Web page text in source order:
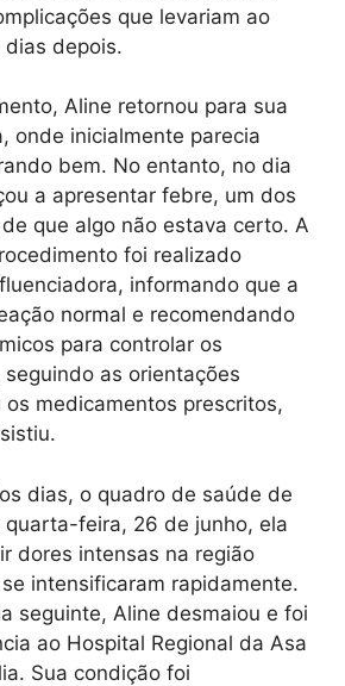
que levariam ao
depois.
Aline retornou para sua
onde inicialmente parecia
bem. No entanto, no dia
a apresentar febre, um dos
que algo não estava certo. A
foi realizado
informando que a
normal e recomendando
para controlar os
as orientações
medicamentos prescritos,
dias, o quadro de saúde de
quarta-feira, 26 de junho, ela
dores intensas na região
intensificaram rapidamente.
seguinte, Aline desmaiou e foi
ao Hospital Regional da Asa
Sua condição foi